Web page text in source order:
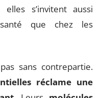
elles s’invitent aussi
que chez les
sans contrepartie.
réclame une